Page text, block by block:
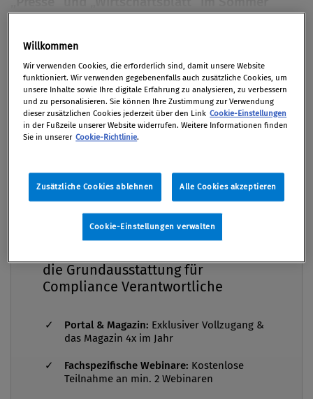
Compliance Praxis Premium
die Grundausstattung für
Compliance Verantwortliche
Portal & Magazin: Exklusiver Vollzugang &
das Magazin 4x im Jahr
Fachspezifische Webinare: Kostenlose
Teilnahme an min. 2 Webinaren
Willkommen
Wir verwenden Cookies, die erforderlich sind, damit unsere Website
funktioniert. Wir verwenden gegebenenfalls auch zusätzliche Cookies, um
unsere Inhalte sowie Ihre digitale Erfahrung zu analysieren, zu verbessern
und zu personalisieren. Sie können Ihre Zustimmung zur Verwendung
dieser zusätzlichen Cookies jederzeit über den Link Cookie-Einstellungen
in der Fußzeile unserer Website widerrufen. Weitere Informationen finden
Sie in unserer Cookie-Richtlinie.
Zusätzliche Cookies ablehnen Alle Cookies akzeptieren
Cookie-Einstellungen verwalten